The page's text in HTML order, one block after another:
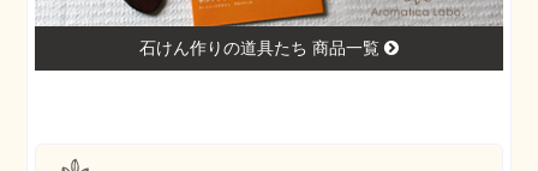
石けん作りの道具たち 商品一覧